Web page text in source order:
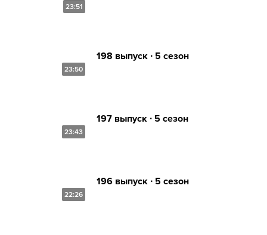
23:51
23:50
198 выпуск ∙ 5 сезон
23:43
197 выпуск ∙ 5 сезон
22:26
196 выпуск ∙ 5 сезон